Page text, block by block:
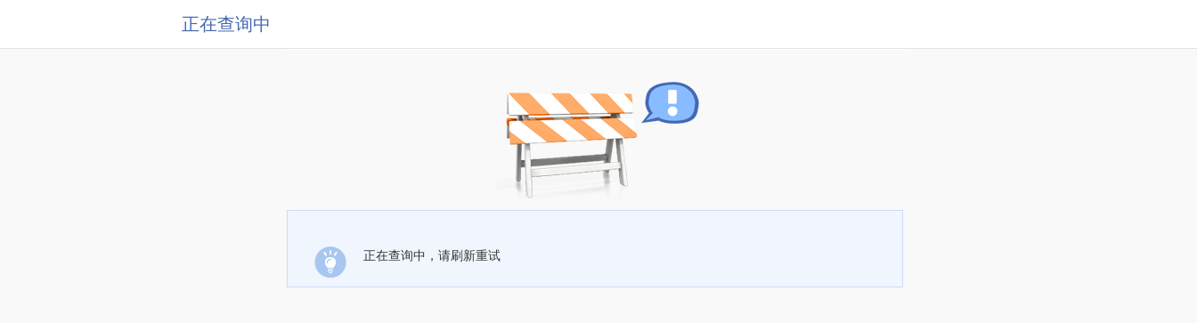
正在查询中
正在查询中，请刷新重试